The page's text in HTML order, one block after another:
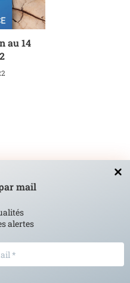
mail
alertes
au 14